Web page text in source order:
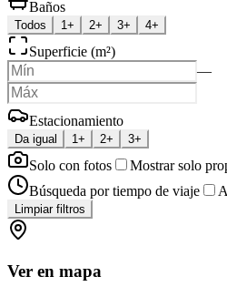
Baños
Todos 1+ 2+ 3+ 4+
Superficie (m²)
—
Estacionamiento
Da igual 1+ 2+ 3+
Solo con fotos
Mostrar solo
Búsqueda por tiempo de viaje
Limpiar filtros
Ver en mapa